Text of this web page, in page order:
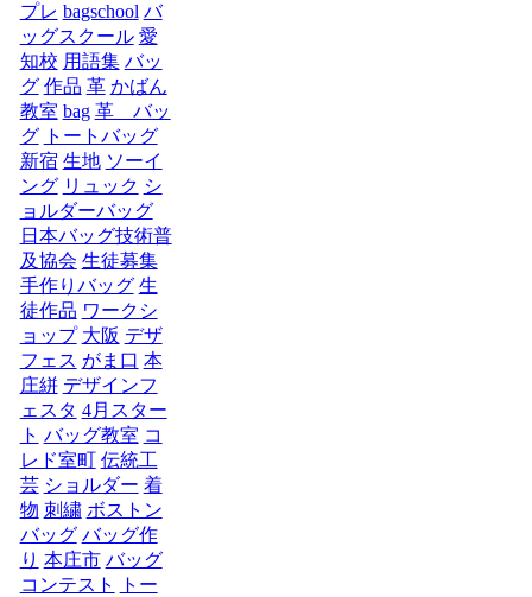
プレ bagschool バ
ッグスクール 愛
知校 用語集 バッ
グ 作品 革 かばん
教室 bag 革 バッ
グ
トートバッグ
新宿 生地 ソーイ
ング リュック シ
ョルダーバッグ
日本バッグ技術普
及協会 生徒募集
手作りバッグ 生
徒作品 ワークシ
ョップ 大阪 デザ
フェス がま口 本
庄絣 デザインフ
ェスタ 4月スター
ト バッグ教室 コ
レド室町 伝統工
芸 ショルダー 着
物 刺繍 ボストン
バッグ バッグ作
り 本庄市 バッグ
コンテスト
トー